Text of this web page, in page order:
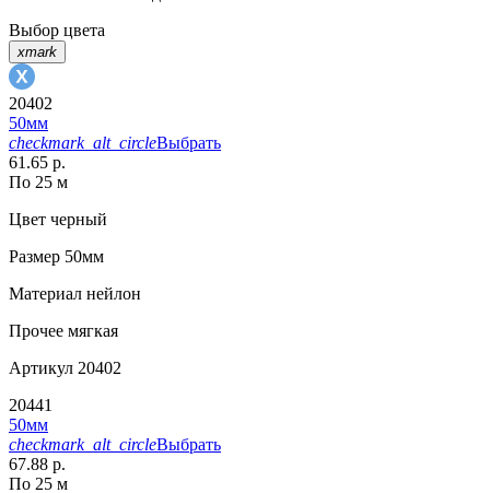
Выбор цвета
xmark
20402
50мм
checkmark_alt_circleВыбрать
61.65 р.
По 25 м
Цвет черный
Размер 50мм
Материал нейлон
Прочее мягкая
Артикул 20402
20441
50мм
checkmark_alt_circleВыбрать
67.88 р.
По 25 м